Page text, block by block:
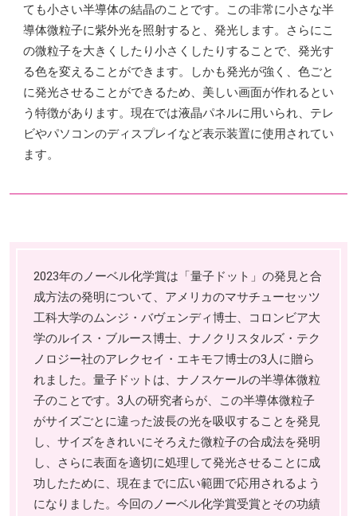
ても小さい半導体の結晶のことです。この非常に小さな半
導体微粒子に紫外光を照射すると、発光します。さらにこ
の微粒子を大きくしたり小さくしたりすることで、発光す
る色を変えることができます。しかも発光が強く、色ごと
に発光させることができるため、美しい画面が作れるとい
う特徴があります。現在では液晶パネルに用いられ、テレ
ビやパソコンのディスプレイなど表示装置に使用されてい
ます。
2023年のノーベル化学賞は「量子ドット」の発見と合
成方法の発明について、アメリカのマサチューセッツ
工科大学のムンジ・バヴェンディ博士、コロンビア大
学のルイス・ブルース博士、ナノクリスタルズ・テク
ノロジー社のアレクセイ・エキモフ博士の3人に贈ら
れました。量子ドットは、ナノスケールの半導体微粒
子のことです。3人の研究者らが、この半導体微粒子
がサイズごとに違った波長の光を吸収することを発見
し、サイズをきれいにそろえた微粒子の合成法を発明
し、さらに表面を適切に処理して発光させることに成
功したために、現在までに広い範囲で応用されるよう
になりました。今回のノーベル化学賞受賞とその功績